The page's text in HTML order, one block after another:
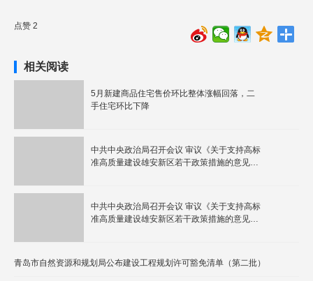
点赞 2
相关阅读
5月新建商品住宅售价环比整体涨幅回落，二
手住宅环比下降
中共中央政治局召开会议 审议《关于支持高标
准高质量建设雄安新区若干政策措施的意见》
中共中央政治局召开会议 审议《关于支持高标
准高质量建设雄安新区若干政策措施的意见》
青岛市自然资源和规划局公布建设工程规划许可豁免清单（第二批）